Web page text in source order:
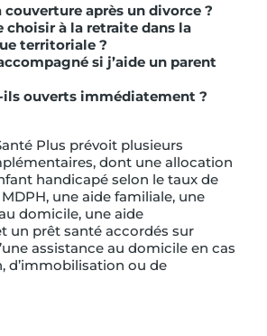
après un divorce ?
à la retraite dans la
territoriale ?
si j’aide un parent
ils ouverts immédiatement ?
Plus prévoit plusieurs
dont une allocation
handicapé selon le taux de
une aide familiale, une
domicile, une aide
un prêt santé accordés sur
assistance au domicile en cas
d’immobilisation ou de